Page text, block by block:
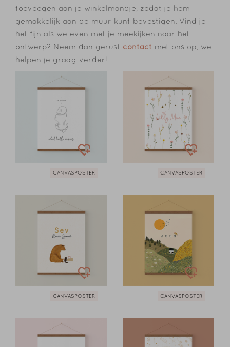
toevoegen aan je winkelmandje, zodat je hem
gemakkelijk aan de muur kunt bevestigen. Vind je
het fijn als we even met je meekijken naar het
ontwerp? Neem dan gerust contact met ons op, we
helpen je graag verder!
CANVASPOSTER CANVASPOSTER
CANVASPOSTER CANVASPOSTER